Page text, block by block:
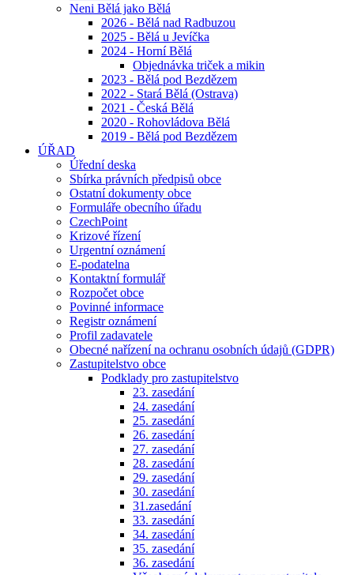
Neni Bělá jako Bělá
2026 - Bělá nad Radbuzou
2025 - Bělá u Jevíčka
2024 - Horní Bělá
Objednávka triček a mikin
2023 - Bělá pod Bezdězem
2022 - Stará Bělá (Ostrava)
2021 - Česká Bělá
2020 - Rohovládova Bělá
2019 - Bělá pod Bezdězem
ÚŘAD
Úřední deska
Sbírka právních předpisů obce
Ostatní dokumenty obce
Formuláře obecního úřadu
CzechPoint
Krizové řízení
Urgentní oznámení
E-podatelna
Kontaktní formulář
Rozpočet obce
Povinné informace
Registr oznámení
Profil zadavatele
Obecné nařízení na ochranu osobních údajů (GDPR)
Zastupitelstvo obce
Podklady pro zastupitelstvo
23. zasedání
24. zasedání
25. zasedání
26. zasedání
27. zasedání
28. zasedání
29. zasedání
30. zasedání
31.zasedání
33. zasedání
34. zasedání
35. zasedání
36. zasedání